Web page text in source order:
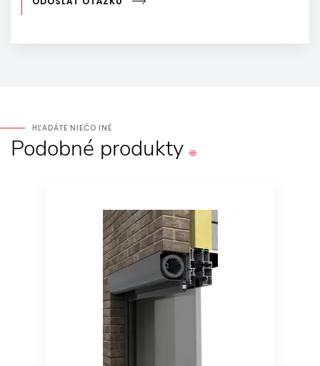
HĽADÁTE NIEČO INÉ
Podobné produkty